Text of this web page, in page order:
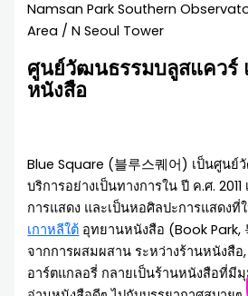
Namsan Park Southern
Area / N Seoul Tower
ศูนย์วัฒนธรรมบลูสแควร์
หนังสือ
Blue Square (블루스퀘어) เป็นศูนย์
บริการอย่างเป็นทางการใน ปี ค.ศ.
การแสดง และเป็นหอศิลปะการแสดง
เกาหลีใต้ อุทยานหนังสือ (Book Park,
จากการผสมผสาน ระหว่างร้านหนังสือ
อาร์ตแกลอรี่ กลายเป็นร้านหนังสือที่